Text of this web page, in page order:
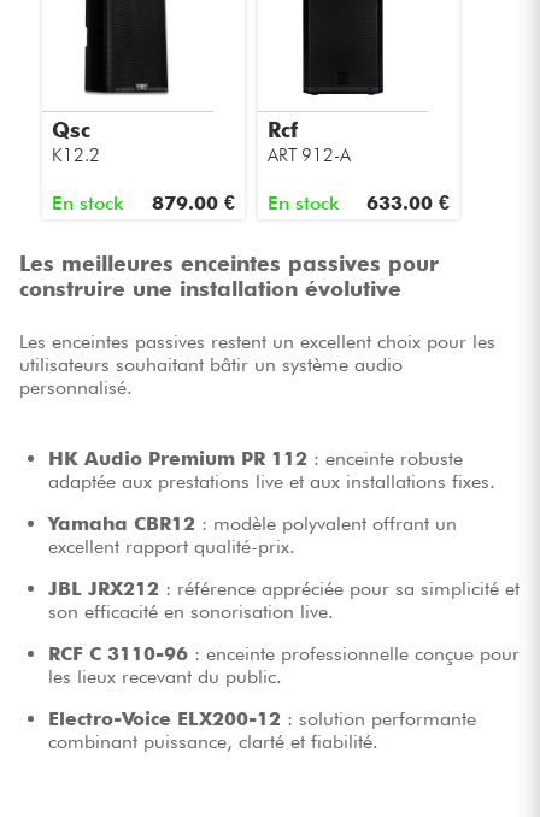
Qsc
K12.2
En stock 879.00 €
Rcf
ART 912-A
En stock 633.00 €
Les meilleures enceintes passives pour
construire une installation évolutive
Les enceintes passives restent un excellent choix pour les
utilisateurs souhaitant bâtir un système audio
personnalisé.
HK Audio Premium PR 112 : enceinte robuste
adaptée aux prestations live et aux installations fixes.
Yamaha CBR12 : modèle polyvalent offrant un
excellent rapport qualité-prix.
JBL JRX212 : référence appréciée pour sa simplicité et
son efficacité en sonorisation live.
RCF C 3110-96 : enceinte professionnelle conçue pour
les lieux recevant du public.
Electro-Voice ELX200-12 : solution performante
combinant puissance, clarté et fiabilité.